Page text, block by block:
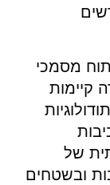
מסמכי
קיימות
של
ובשטחים